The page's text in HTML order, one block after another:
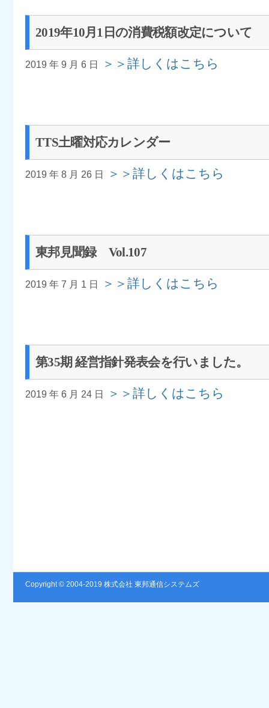
2019年10月1日の消費税額改定について
2019 年 9 月 6 日 ＞＞詳しくはこちら
TTS土曜対応カレンダー
2019 年 8 月 26 日 ＞＞詳しくはこちら
東邦見聞録 Vol.107
2019 年 7 月 1 日 ＞＞詳しくはこちら
第35期 経営指針発表会を行いました。
2019 年 6 月 24 日 ＞＞詳しくはこちら
Copyright © 2004-2019 株式会社 東邦通信システムズ